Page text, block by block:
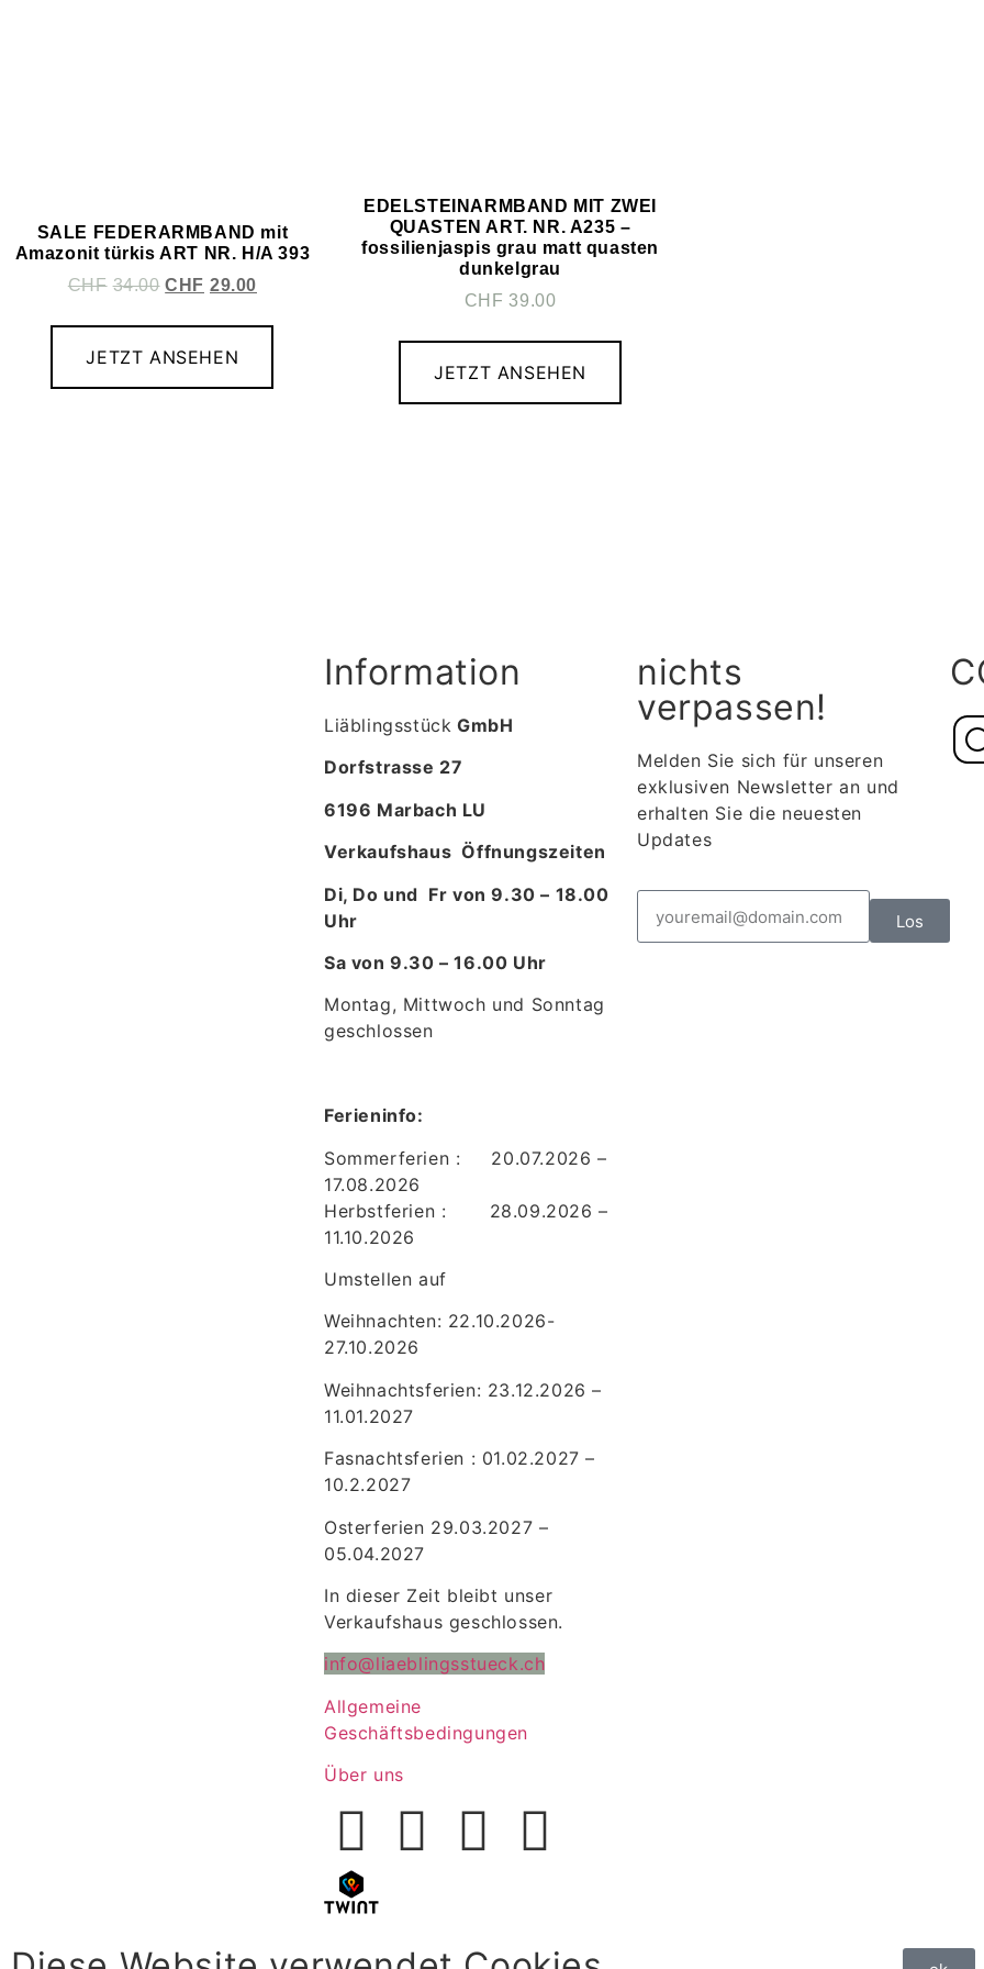
SALE FEDERARMBAND mit
Amazonit türkis ART NR. H/A 393
CHF 34.00 CHF 29.00
JETZT ANSEHEN
EDELSTEINARMBAND MIT ZWEI
QUASTEN ART. NR. A235 –
fossilienjaspis grau matt quasten
dunkelgrau
CHF 39.00
JETZT ANSEHEN
Information
Liäblingsstück GmbH
Dorfstrasse 27
6196 Marbach LU
Verkaufshaus Öffnungszeiten
Di, Do und Fr von 9.30 – 18.00
Uhr
Sa von 9.30 – 16.00 Uhr
Montag, Mittwoch und Sonntag
geschlossen
Ferieninfo:
Sommerferien : 20.07.2026 –
17.08.2026
Herbstferien : 28.09.2026 –
11.10.2026
Umstellen auf
Weihnachten: 22.10.2026-
27.10.2026
Weihnachtsferien: 23.12.2026 –
11.01.2027
Fasnachtsferien : 01.02.2027 –
10.2.2027
Osterferien 29.03.2027 –
05.04.2027
In dieser Zeit bleibt unser
Verkaufshaus geschlossen.
info@liaeblingsstueck.ch
Allgemeine
Geschäftsbedingungen
Über uns
nichts
verpassen!
Melden Sie sich für unseren
exklusiven Newsletter an und
erhalten Sie die neuesten
Updates
Los